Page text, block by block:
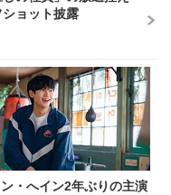
ョット披露
・へイン2年ぶりの主演